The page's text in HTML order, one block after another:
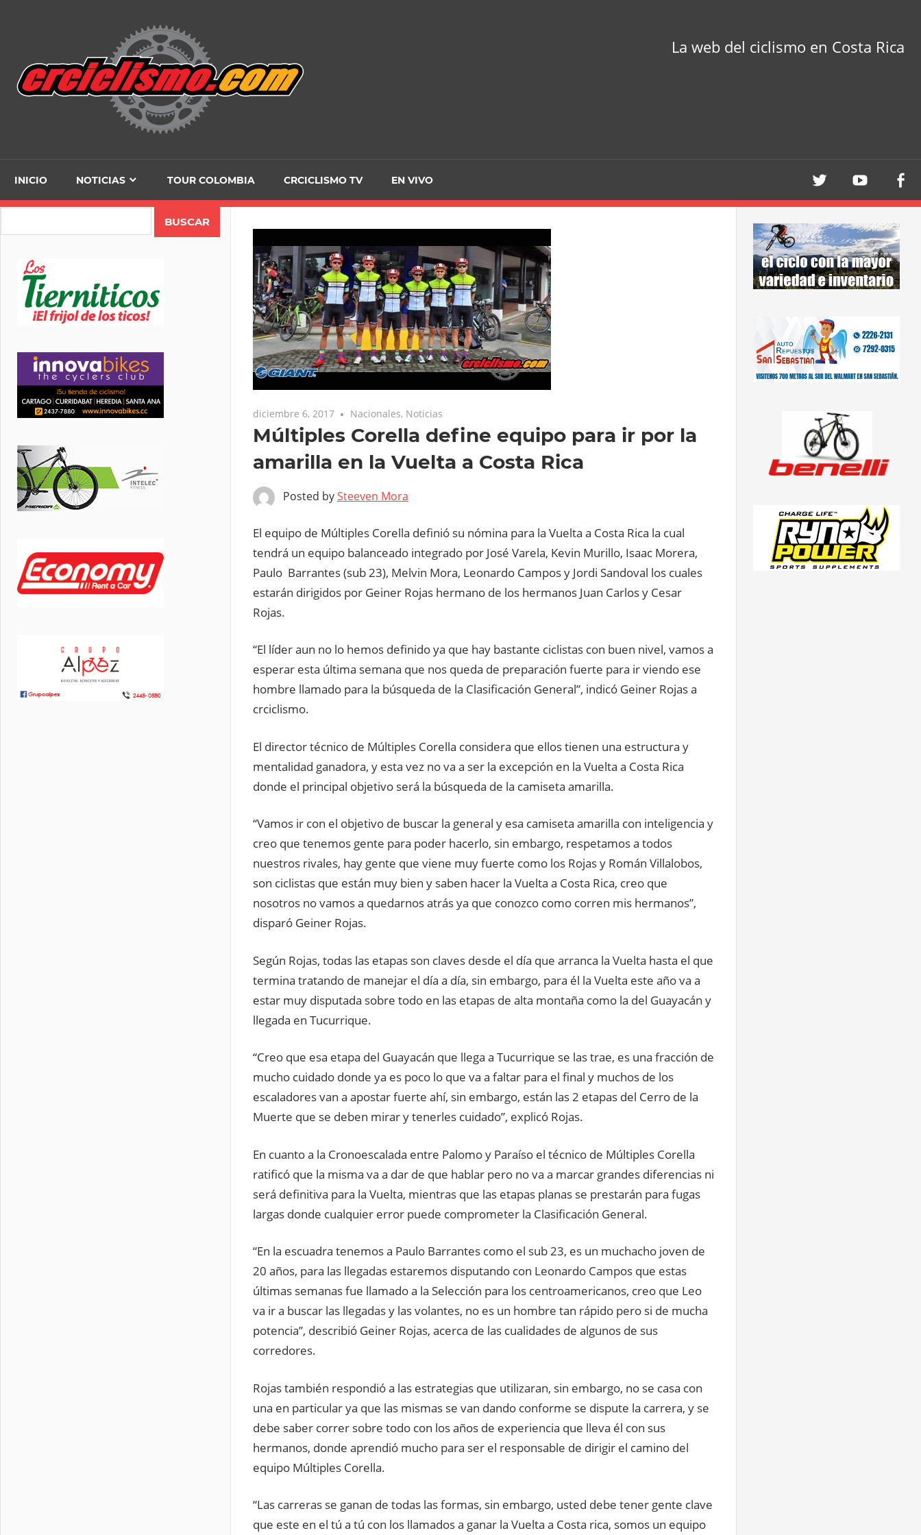
La web del ciclismo en Costa Rica
INICIO NOTICIAS TOUR COLOMBIA CRCICLISMO TV EN VIVO
diciembre 6, 2017 Nacionales, Noticias
Múltiples Corella define equipo para ir por la
amarilla en la Vuelta a Costa Rica
Posted bySteeven Mora
El equipo de Múltiples Corella definió su nómina para la Vuelta a Costa Rica la cual
tendrá un equipo balanceado integrado por José Varela, Kevin Murillo, Isaac Morera,
Paulo Barrantes (sub 23), Melvin Mora, Leonardo Campos y Jordi Sandoval los cuales
estarán dirigidos por Geiner Rojas hermano de los hermanos Juan Carlos y Cesar
Rojas.
“El líder aun no lo hemos definido ya que hay bastante ciclistas con buen nivel, vamos a
esperar esta última semana que nos queda de preparación fuerte para ir viendo ese
hombre llamado para la búsqueda de la Clasificación General”, indicó Geiner Rojas a
crciclismo.
El director técnico de Múltiples Corella considera que ellos tienen una estructura y
mentalidad ganadora, y esta vez no va a ser la excepción en la Vuelta a Costa Rica
donde el principal objetivo será la búsqueda de la camiseta amarilla.
“Vamos ir con el objetivo de buscar la general y esa camiseta amarilla con inteligencia y
creo que tenemos gente para poder hacerlo, sin embargo, respetamos a todos
nuestros rivales, hay gente que viene muy fuerte como los Rojas y Román Villalobos,
son ciclistas que están muy bien y saben hacer la Vuelta a Costa Rica, creo que
nosotros no vamos a quedarnos atrás ya que conozco como corren mis hermanos”,
disparó Geiner Rojas.
Según Rojas, todas las etapas son claves desde el día que arranca la Vuelta hasta el que
termina tratando de manejar el día a día, sin embargo, para él la Vuelta este año va a
estar muy disputada sobre todo en las etapas de alta montaña como la del Guayacán y
llegada en Tucurrique.
“Creo que esa etapa del Guayacán que llega a Tucurrique se las trae, es una fracción de
mucho cuidado donde ya es poco lo que va a faltar para el final y muchos de los
escaladores van a apostar fuerte ahí, sin embargo, están las 2 etapas del Cerro de la
Muerte que se deben mirar y tenerles cuidado”, explicó Rojas.
En cuanto a la Cronoescalada entre Palomo y Paraíso el técnico de Múltiples Corella
ratificó que la misma va a dar de que hablar pero no va a marcar grandes diferencias ni
será definitiva para la Vuelta, mientras que las etapas planas se prestarán para fugas
largas donde cualquier error puede comprometer la Clasificación General.
“En la escuadra tenemos a Paulo Barrantes como el sub 23, es un muchacho joven de
20 años, para las llegadas estaremos disputando con Leonardo Campos que estas
últimas semanas fue llamado a la Selección para los centroamericanos, creo que Leo
va ir a buscar las llegadas y las volantes, no es un hombre tan rápido pero si de mucha
potencia”, describió Geiner Rojas, acerca de las cualidades de algunos de sus
corredores.
Rojas también respondió a las estrategias que utilizaran, sin embargo, no se casa con
una en particular ya que las mismas se van dando conforme se dispute la carrera, y se
debe saber correr sobre todo con los años de experiencia que lleva él con sus
hermanos, donde aprendió mucho para ser el responsable de dirigir el camino del
equipo Múltiples Corella.
“Las carreras se ganan de todas las formas, sin embargo, usted debe tener gente clave
que este en el tú a tú con los llamados a ganar la Vuelta a Costa rica, somos un equipo